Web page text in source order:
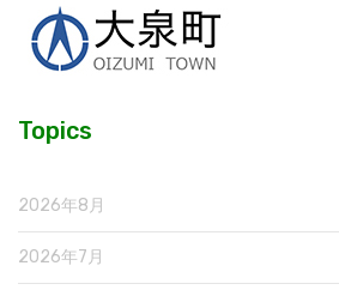
Topics
2026年8月
2026年7月